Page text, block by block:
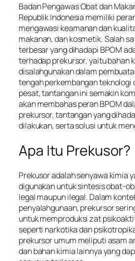
Badan Pengawas Obat dan
Republik Indonesia memiliki
mengawasi keamanan dan
makanan, dan kosmetik. Salah
terbesar yang dihadapi BPOM
terhadap prekursor, yaitu bahan
disalahgunakan dalam
tengah perkembangan teknologi
pesat, tantangan ini semakin
akan membahas peran BPOM
prekursor, tantangan yang
dilakukan, serta solusi untuk
Apa Itu Prekusor?
Prekusor adalah senyawa kimia
digunakan untuk sintesis obat-
legal maupun ilegal. Dalam
penyalahgunaan, prekursor
untuk memproduksi zat
seperti narkotika dan
prekursor umum meliputi asam
dan bahan kimia lainnya yang